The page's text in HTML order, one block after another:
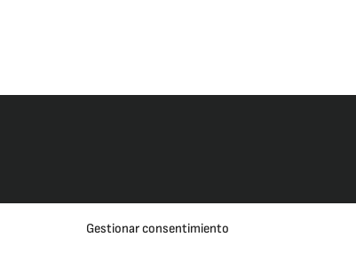
Gestionar consentimiento